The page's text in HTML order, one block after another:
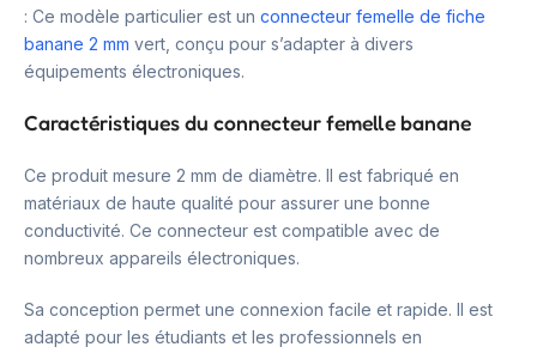
: Ce modèle particulier est un connecteur femelle de fiche
banane 2 mm vert, conçu pour s’adapter à divers
équipements électroniques.
Caractéristiques du connecteur femelle banane
Ce produit mesure 2 mm de diamètre. Il est fabriqué en
matériaux de haute qualité pour assurer une bonne
conductivité. Ce connecteur est compatible avec de
nombreux appareils électroniques.
Sa conception permet une connexion facile et rapide. Il est
adapté pour les étudiants et les professionnels en